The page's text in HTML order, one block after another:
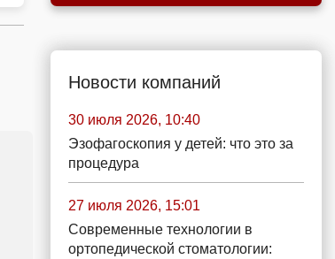
Новости компаний
30 июля 2026, 10:40
Эзофагоскопия у детей: что это за
процедура
27 июля 2026, 15:01
Современные технологии в
ортопедической стоматологии: